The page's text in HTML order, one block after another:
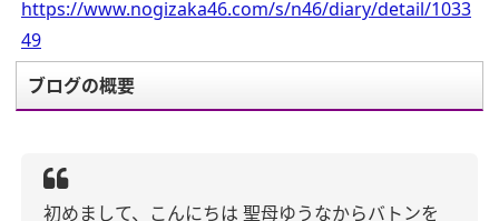
https://www.nogizaka46.com/s/n46/diary/detail/1033
49
ブログの概要
初めまして、こんにちは 聖母ゆうなからバトンを